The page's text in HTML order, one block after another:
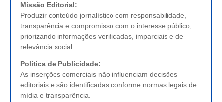
Missão Editorial:
Produzir conteúdo jornalístico com responsabilidade,
transparência e compromisso com o interesse público,
priorizando informações verificadas, imparciais e de
relevância social.
Política de Publicidade:
As inserções comerciais não influenciam decisões
editoriais e são identificadas conforme normas legais de
mídia e transparência.